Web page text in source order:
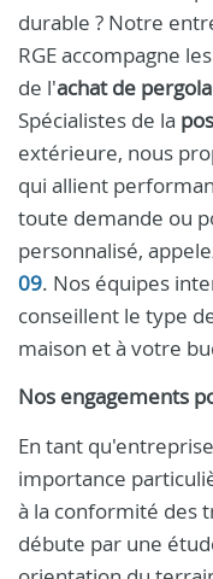
durable ? Notre
RGE accompagne
de l'achat de pergola
Spécialistes de la
extérieure, nous
qui allient
toute demande ou
personnalisé,
09. Nos équipes
conseillent le type
maison et à votre
Nos engagements
En tant
importance
à la conformité des
débute par une